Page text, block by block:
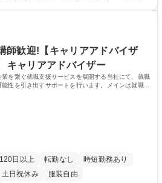
」や「可能性」を再発見できるようなキャ
教師経験歓迎【キャ
支援】地方学生を企業へ繋ぐ
直近では入社半年でチーフへと昇格したメ
たメンバーも！ ■売上前年度比：170％(9
・前期）で拡大中。社員数も50名→100名
師歓迎!【キャリアアドバイザ
キャリアアドバイザー
業を繋ぐ就職支援サービスを展開する当社にて、就職
性を引き出すサポートを行います。メインは就職活
す。
日以上 転勤なし
時短勤務あり
土日祝休み 服装自由